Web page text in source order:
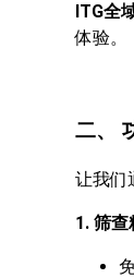
ITG全
体验。
二、
让我们
1. 筛